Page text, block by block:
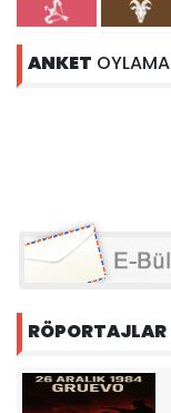
ANKET OYLAMA
RÖPORTAJLAR